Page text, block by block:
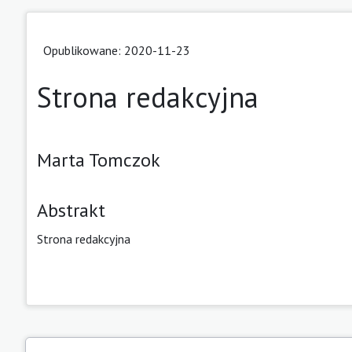
Opublikowane: 2020-11-23
Strona redakcyjna
Marta Tomczok
Abstrakt
Strona redakcyjna